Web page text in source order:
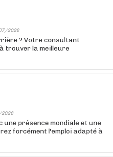
2026
? Votre consultant
trouver la meilleure
présence mondiale et une
forcément l'emploi adapté à